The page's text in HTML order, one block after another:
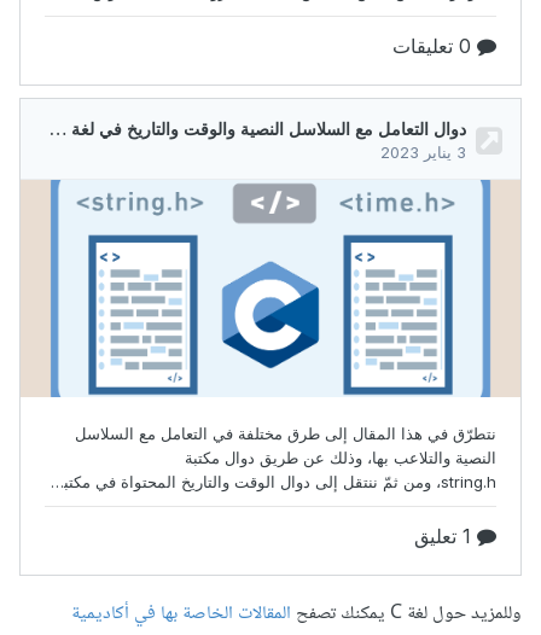
وللمزيد حول لغة C يمكنك تصفح
المقالات الخاصة بها في أكاديمية